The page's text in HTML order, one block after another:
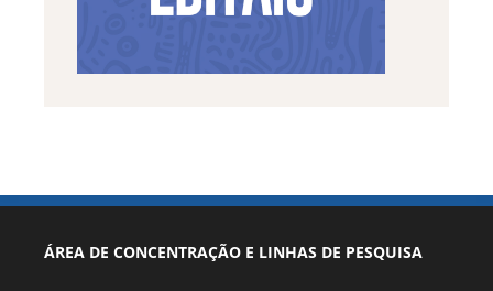
ÁREA DE CONCENTRAÇÃO E LINHAS DE PESQUISA